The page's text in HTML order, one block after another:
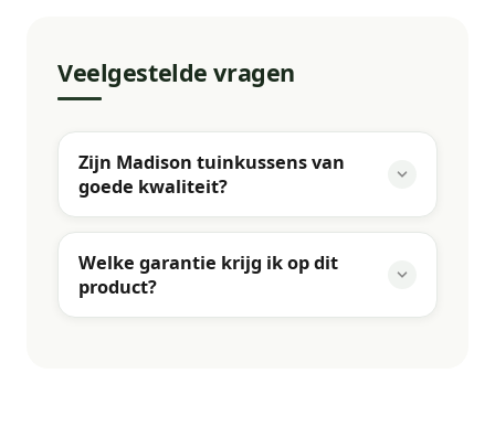
Veelgestelde vragen
Zijn Madison tuinkussens van
goede kwaliteit?
Welke garantie krijg ik op dit
product?